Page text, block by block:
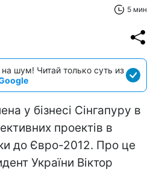
5 мин
шум! Читай только суть из
у бізнесі Сінгапуру в
проектів в
до Євро-2012. Про це
України Віктор